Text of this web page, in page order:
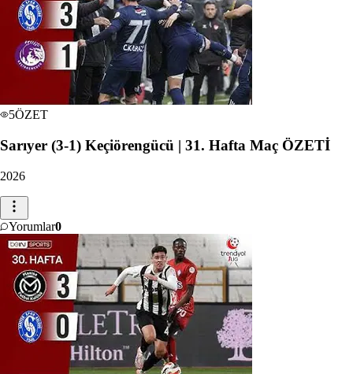
5ÖZET
Sarıyer (3-1) Keçiörengücü | 31. Hafta Maç ÖZETİ
2026
Yorumlar0